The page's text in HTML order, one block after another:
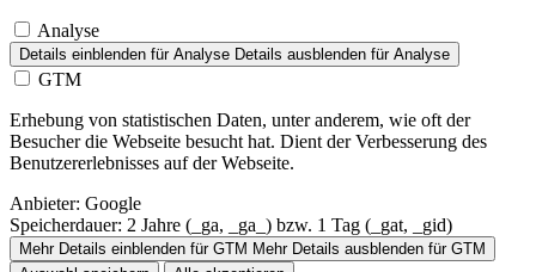
Analyse
Details einblenden für Analyse Details ausblenden für Analyse
GTM
Erhebung von statistischen Daten, unter anderem, wie oft der
Besucher die Webseite besucht hat. Dient der Verbesserung des
Benutzererlebnisses auf der Webseite.
Anbieter: Google
Speicherdauer: 2 Jahre (_ga, _ga_) bzw. 1 Tag (_gat, _gid)
Mehr Details einblenden für GTM Mehr Details ausblenden für GTM